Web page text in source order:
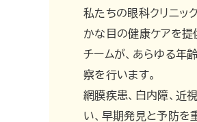
私たちの眼科クリニッ
かな目の健康ケアを提
チームが、あらゆる年
察を行います。
網膜疾患、白内障、近
い、早期発見と予防を